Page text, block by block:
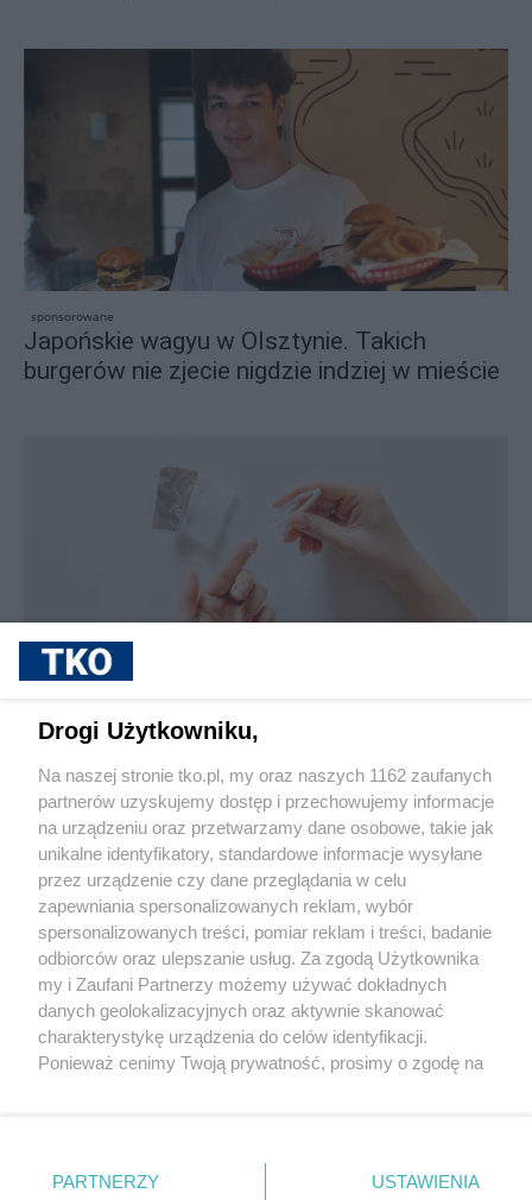
sponsorowane
Japońskie wagyu w Olsztynie. Takich
burgerów nie zjecie nigdzie indziej w mieście
Jak rozpoznać, że soczewki kontaktowe są
Pokaż więcej
Reklama Tematy Archiwum artykułów
Drogi Użytkowniku,
Na naszej stronie tko.pl, my oraz naszych 1162 zaufanych
partnerów uzyskujemy dostęp i przechowujemy informacje
na urządzeniu oraz przetwarzamy dane osobowe, takie jak
unikalne identyfikatory, standardowe informacje wysyłane
przez urządzenie czy dane przeglądania w celu
zapewniania spersonalizowanych reklam, wybór
spersonalizowanych treści, pomiar reklam i treści, badanie
odbiorców oraz ulepszanie usług. Za zgodą Użytkownika
my i Zaufani Partnerzy możemy używać dokładnych
danych geolokalizacyjnych oraz aktywnie skanować
charakterystykę urządzenia do celów identyfikacji.
Ponieważ cenimy Twoją prywatność, prosimy o zgodę na
znajdujący się w lewym dolnym rogu strony
. Niektóre
PARTNERZY USTAWIENIA